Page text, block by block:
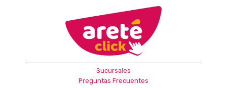
Sucursales
Preguntas Frecuentes